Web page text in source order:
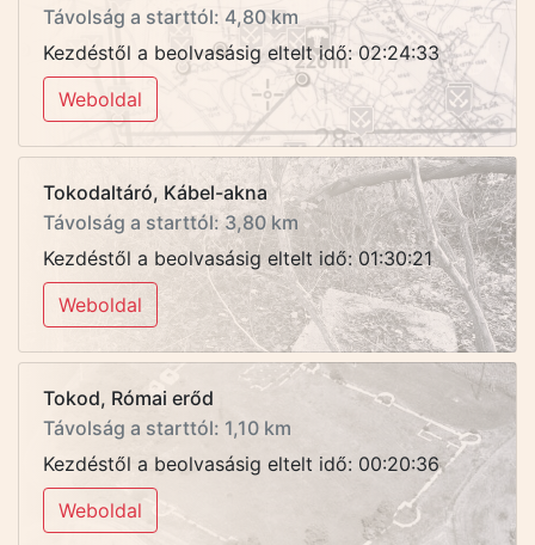
Távolság a starttól: 4,80 km
Kezdéstől a beolvasásig eltelt idő: 02:24:33
Weboldal
Tokodaltáró, Kábel-akna
Távolság a starttól: 3,80 km
Kezdéstől a beolvasásig eltelt idő: 01:30:21
Weboldal
Tokod, Római erőd
Távolság a starttól: 1,10 km
Kezdéstől a beolvasásig eltelt idő: 00:20:36
Weboldal